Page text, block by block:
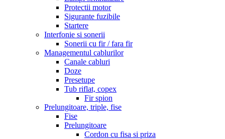
Protectii motor
Sigurante fuzibile
Startere
Interfonie si sonerii
Sonerii cu fir / fara fir
Managementul cablurilor
Canale cabluri
Doze
Presetupe
Tub riflat, copex
Fir spion
Prelungitoare, triple, fise
Fise
Prelungitoare
Cordon cu fisa si priza